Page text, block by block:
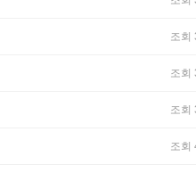
조회
조회
조회
조회